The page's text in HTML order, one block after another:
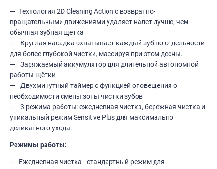
Технология 2D Cleaning Action с возвратно-
вращательными движениями удаляет налет лучше, чем
обычная зубная щетка
Круглая насадка охватывает каждый зуб по отдельности
для более глубокой чистки, массируя при этом десны.
Заряжаемый аккумулятор для длительной автономной
работы щётки
Двухминутный таймер с функцией оповещения о
необходимости смены зоны чистки зубов
3 режима работы: ежедневная чистка, бережная чистка и
уникальный режим Sensitive Plus для максимально
деликатного ухода.
Режимы работы:
Ежедневная чистка - стандартный режим для